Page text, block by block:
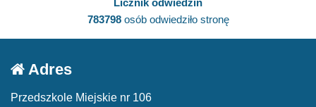
Licznik odwiedzin
783798osób odwiedziło stronę
Adres
Przedszkole Miejskie nr 106